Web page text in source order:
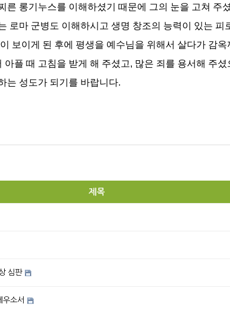
른 롱기누스를 이해하셨기 때문에 그의 눈을 고쳐 주
로마 군병도 이해하시고 생명 창조의 능력이 있는 피
보이게 된 후에 평생을 예수님을 위해서 살다가 감
플 때 고침을 받게 해 주셨고, 많은 죄를 용서해 주셨
는 성도가 되기를 바랍니다.
제목
심판
우소서